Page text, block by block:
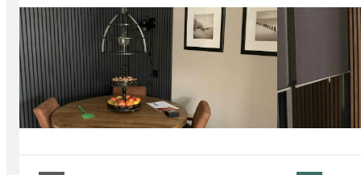
echte tegels.
Beschikbare afmetingen
Afmeting: 280 x 122 cm
Praktisch formaat dat eenvoudig te monteren is.